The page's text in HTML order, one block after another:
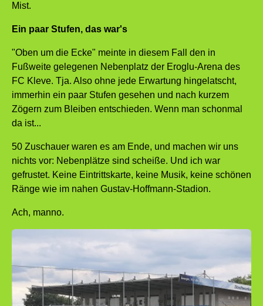
Mist.
Ein paar Stufen, das war's
"Oben um die Ecke" meinte in diesem Fall den in
Fußweite gelegenen Nebenplatz der Eroglu-Arena des
FC Kleve. Tja. Also ohne jede Erwartung hingelatscht,
immerhin ein paar Stufen gesehen und nach kurzem
Zögern zum Bleiben entschieden. Wenn man schonmal
da ist...
50 Zuschauer waren es am Ende, und machen wir uns
nichts vor: Nebenplätze sind scheiße. Und ich war
gefrustet. Keine Eintrittskarte, keine Musik, keine schönen
Ränge wie im nahen Gustav-Hoffmann-Stadion.
Ach, manno.